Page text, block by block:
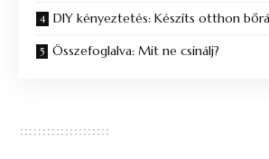
DIY kényeztetés: Készíts otthon
Összefoglalva: Mit ne csinálj?